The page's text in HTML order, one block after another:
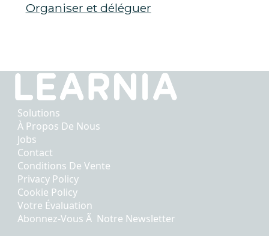
Organiser et déléguer
Solutions
À Propos De Nous
Jobs
Contact
Conditions De Vente
Privacy Policy
Cookie Policy
Votre Évaluation
Abonnez-Vous Ã Notre Newsletter